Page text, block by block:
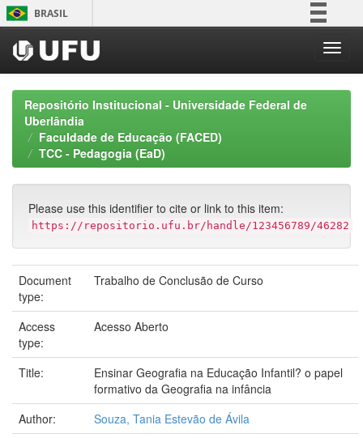
Skip
navigation
BRASIL
Participe
Acesso à informação
Repositório Institucional - Universidade Federal de
Uberlândia
Faculdade de Educação (FACED)
TCC - Pedagogia (EaD)
Please use this identifier to cite or link to this item:
https://repositorio.ufu.br/handle/123456789/46282
Document
type:
Trabalho de Conclusão de Curso
Access
type:
Acesso Aberto
Title:
Ensinar Geografia na Educação Infantil? o papel
formativo da Geografia na infância
Author:
Souza, Tania Estevão de Ávila